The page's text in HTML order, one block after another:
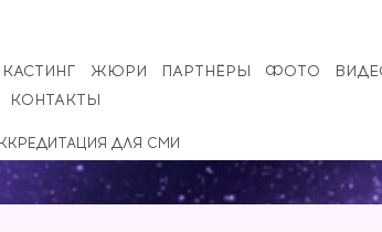
КАСТИНГ ЖЮРИ ПАРТНЁРЫ ФОТО
КОНТАКТЫ
ДЛЯ СМИ